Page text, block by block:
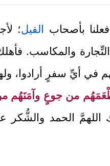
بأصحاب الفيل؛
والمكاسب.
في أيِّ سفرٍ أرادوا،
من جوعٍ
اللهمَّ الحمد والشُّكر